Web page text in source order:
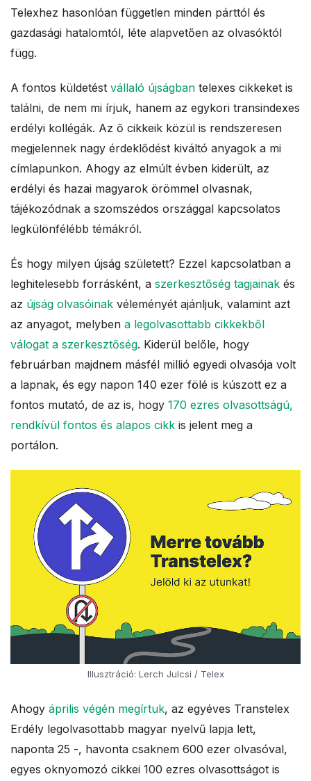
Telexhez hasonlóan független minden párttól és
gazdasági hatalomtól, léte alapvetően az olvasóktól
függ.
A fontos küldetést vállaló újságban telexes cikkeket is
találni, de nem mi írjuk, hanem az egykori transindexes
erdélyi kollégák. Az ő cikkeik közül is rendszeresen
megjelennek nagy érdeklődést kiváltó anyagok a mi
címlapunkon. Ahogy az elmúlt évben kiderült, az
erdélyi és hazai magyarok örömmel olvasnak,
tájékozódnak a szomszédos országgal kapcsolatos
legkülönfélébb témákról.
És hogy milyen újság született? Ezzel kapcsolatban a
leghitelesebb forrásként, a szerkesztőség tagjainak és
az újság olvasóinak véleményét ajánljuk, valamint azt
az anyagot, melyben a legolvasottabb cikkekből
válogat a szerkesztőség. Kiderül belőle, hogy
februárban majdnem másfél millió egyedi olvasója volt
a lapnak, és egy napon 140 ezer fölé is kúszott ez a
fontos mutató, de az is, hogy 170 ezres olvasottságú,
rendkívül fontos és alapos cikk is jelent meg a
portálon.
Illusztráció: Lerch Julcsi / Telex
Ahogy április végén megírtuk, az egyéves Transtelex
Erdély legolvasottabb magyar nyelvű lapja lett,
naponta 25 -, havonta csaknem 600 ezer olvasóval,
egyes oknyomozó cikkei 100 ezres olvasottságot is